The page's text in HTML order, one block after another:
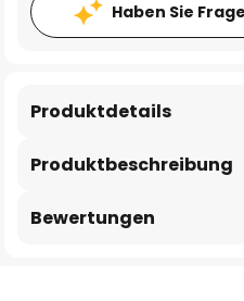
Haben Sie
Produktbeschreibung
Produktdetails
Bewertungen